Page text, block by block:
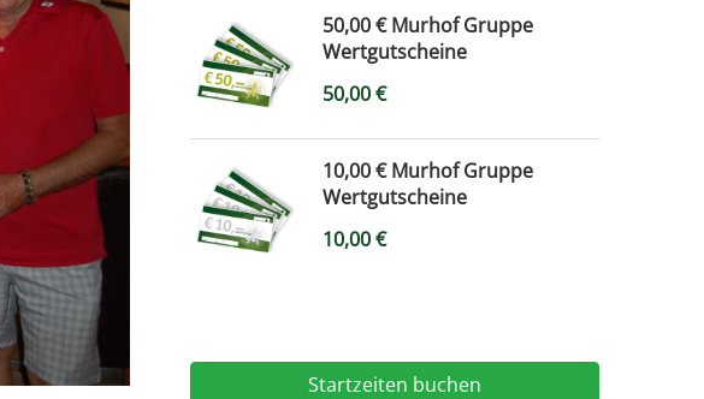
50,00 € Murhof Gruppe
Wertgutscheine
50,00€
10,00 € Murhof Gruppe
Wertgutscheine
10,00€
Startzeiten buchen